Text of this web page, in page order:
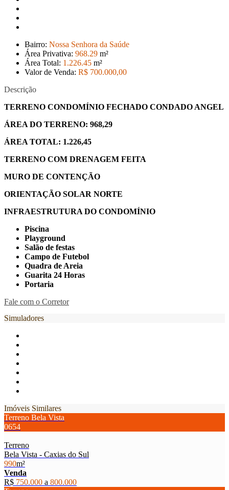
Bairro: Nossa Senhora da Saúde
Área Privativa: 968.29 m²
Área Total: 1.226.45 m²
Valor de Venda: R$ 700.000,00
Descrição
TERRENO CONDOMÍNIO FECHADO CONDADO ANGEL
ÁREA DO TERRENO: 968,29
ÁREA TOTAL: 1.226,45
TERRENO COM DRENAGEM FEITA
MURO DE CONTENÇÃO
ORIENTAÇÃO SOLAR NORTE
INFRAESTRUTURA DO CONDOMÍNIO
Piscina
Playground
Salão de festas
Campo de Futebol
Quadra de Areia
Guarita 24 Horas
Portaria
Fale com o Corretor
Simuladores
Imóveis Similares
Terreno Bela Vista
0654
Terreno
Bela Vista - Caxias do Sul
990m²
Venda
R$ 750.000 a 800.000